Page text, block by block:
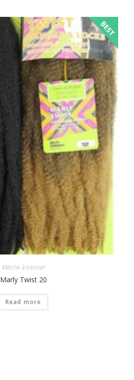
Mèche à tresser
Marly Twist 20
Read more